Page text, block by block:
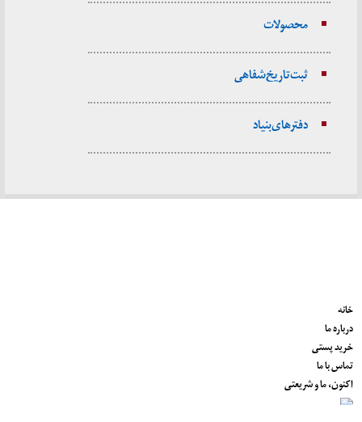
محصولات
ثبت تاریخ شفاهی
دفترهای بنیاد
خانه
درباره ما
خرید پستی
تماس با ما
اکنون، ما و شریعتی